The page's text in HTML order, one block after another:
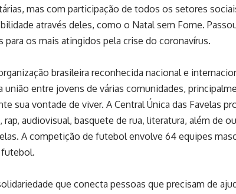
mas com participação de todos os setores
através deles, como o Natal sem Fome.
os mais atingidos pela crise do coronavírus.
brasileira reconhecida nacional e
união entre jovens de várias comunidades,
sua vontade de viver. A Central Única das Favelas
rap, audiovisual, basquete de rua, literatura, além
A competição de futebol envolve 64 equipes
futebol.
que conecta pessoas que precisam de